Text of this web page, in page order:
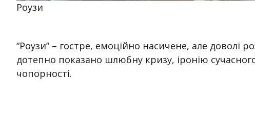
Роузи
“Роузи” – гостре, емоційно насичене, але доволі
дотепно показано шлюбну кризу, іронію
чопорності.